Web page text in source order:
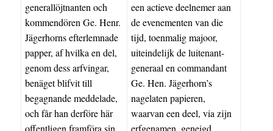
generallöjtnanten och
kommendören Ge. Henr.
Jägerhorns efterlemnade
papper, af hvilka en del,
genom dess arfvingar,
benäget blifvit till
begagnande meddelade,
och får han derföre här
een actieve deelnemer aan
de evenementen van die
tijd, toenmalig majoor,
uiteindelijk de luitenant-
generaal en commandant
Ge. Hen. Jägerhorn’s
nagelaten papieren,
waarvan een deel, via zijn